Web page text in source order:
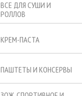
ВСЕ ДЛЯ СУШИ И
РОЛЛОВ
КРЕМ-ПАСТА
ПАШТЕТЫ И КОНСЕРВЫ